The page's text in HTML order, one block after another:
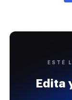
ESTÉ
Edita